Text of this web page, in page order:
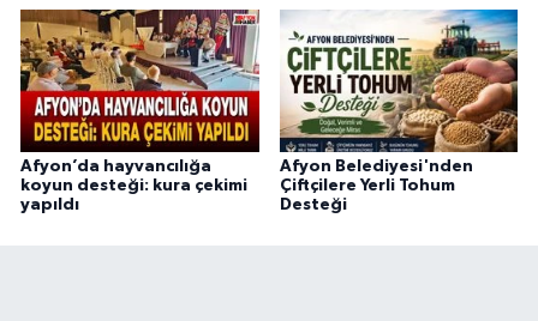
Afyon’da hayvancılığa
koyun desteği: kura çekimi
yapıldı
Afyon Belediyesi'nden
Çiftçilere Yerli Tohum
Desteği